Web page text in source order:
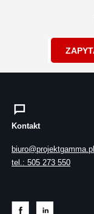
Kontakt
biuro@projektgamma.pl
tel.: 505 273 550